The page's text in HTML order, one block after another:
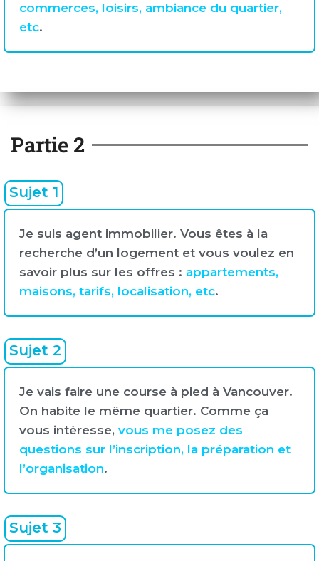
commerces, loisirs, ambiance du quartier,
etc.
Partie 2
Sujet 1
Je suis agent immobilier. Vous êtes à la
recherche d’un logement et vous voulez en
savoir plus sur les offres : appartements,
maisons, tarifs, localisation, etc.
Sujet 2
Je vais faire une course à pied à Vancouver.
On habite le même quartier. Comme ça
vous intéresse, vous me posez des
questions sur l’inscription, la préparation et
l’organisation.
Sujet 3